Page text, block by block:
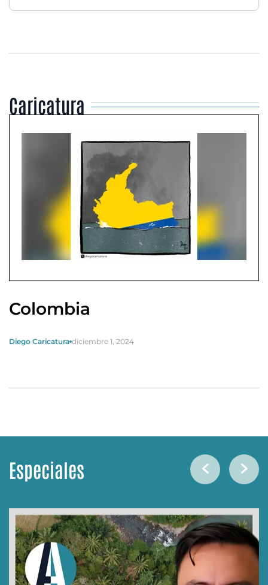
Caricatura
Colombia
Diego Caricatura diciembre 1, 2024
Especiales